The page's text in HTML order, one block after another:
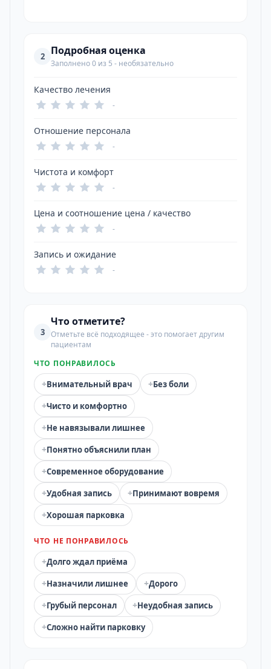
2 Подробная оценка
Заполнено 0 из 5 - необязательно
Качество лечения
-
Отношение персонала
-
Чистота и комфорт
-
Цена и соотношение цена / качество
-
Запись и ожидание
-
3
Что отметите?
Отметьте всё подходящее - это помогает другим
пациентам
ЧТО ПОНРАВИЛОСЬ
+Внимательный врач +Без боли
+Чисто и комфортно
+Не навязывали лишнее
+Понятно объяснили план
+Современное оборудование
+Удобная запись +Принимают вовремя
+Хорошая парковка
ЧТО НЕ ПОНРАВИЛОСЬ
+Долго ждал приёма
+Назначили лишнее +Дорого
+Грубый персонал +Неудобная запись
+Сложно найти парковку